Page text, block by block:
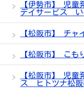
【伊勢市】 児
デイサービス い
【松阪市】 チャ
【松阪市】 こも
【松阪市】 児童
ス ヒトツナ松阪